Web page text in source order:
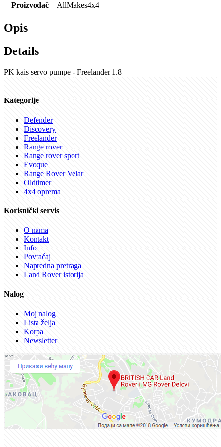
Proizvođač
AllMakes4x4
Opis
Details
PK kais servo pumpe - Freelander 1.8
Kategorije
Defender
Discovery
Freelander
Range rover
Range rover sport
Evoque
Range Rover Velar
Oldtimer
4x4 oprema
Korisnički servis
O nama
Kontakt
Info
Povraćaj
Napredna pretraga
Land Rover istorija
Nalog
Moj nalog
Lista želja
Korpa
Newsletter